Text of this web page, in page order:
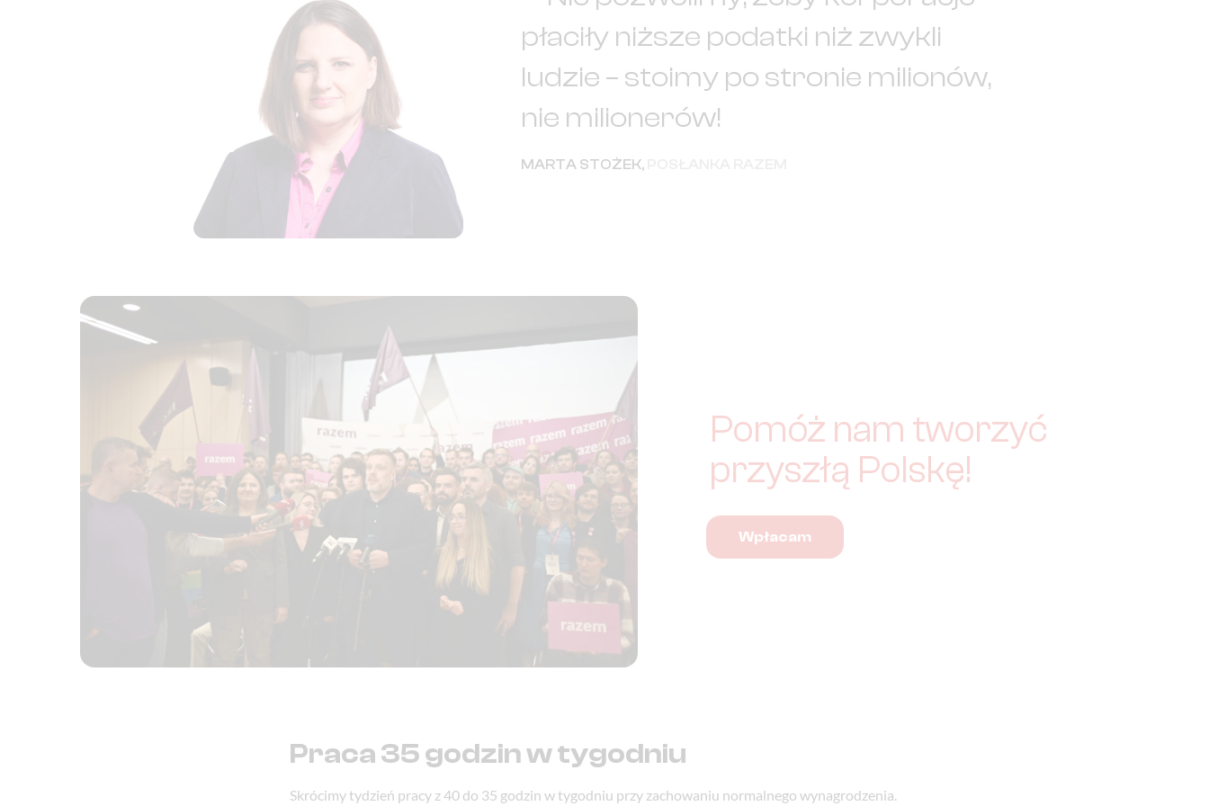
płaciły niższe podatki niż zwykli
ludzie – stoimy po stronie milionów,
nie milionerów!
MARTA STOŻEK,
Pomóż nam tworzyć
przyszłą Polskę!
Wpłacam
Praca 35 godzin w tygodniu
Skrócimy tydzień pracy z 40 do 35 godzin w tygodniu przy zachowaniu normalnego wynagrodzenia.